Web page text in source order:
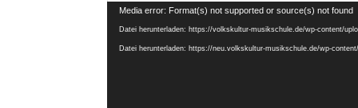
Video-
Player
Media error: Format(s) not supported or source(s) not found
Datei herunterladen: https://volkskultur-musikschule.de/wp-content/
Datei herunterladen: https://neu.volkskultur-musikschule.de/wp-